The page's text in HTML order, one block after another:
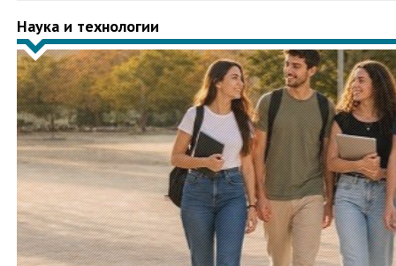
Наука и технологии